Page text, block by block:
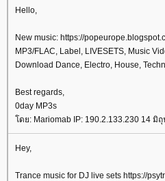
Hello,
New music: https://
MP3/FLAC, Label, LIVESETS, Music
Download Dance, Electro, House,
Best regards,
0day MP3s
ดย: Mariomab IP: 190.2.133.230 14 มิถุ
Hey,
Trance music for DJ live sets https://